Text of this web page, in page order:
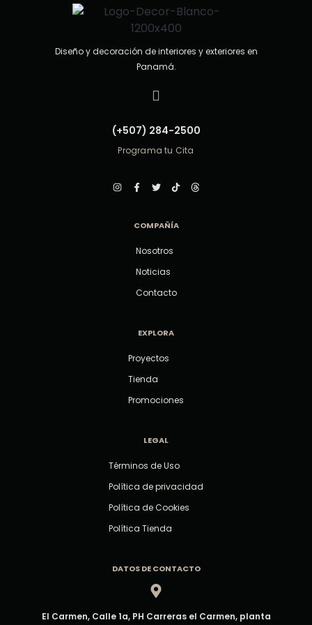
Diseño y decoración de interiores y exteriores en
Panamá.
(+507) 284-2500
Programa tu Cita
COMPAÑÍA
Nosotros
Noticias
Contacto
EXPLORA
Proyectos
Tienda
Promociones
LEGAL
Términos de Uso
Política de privacidad
Política de Cookies
Política Tienda
DATOS DE CONTACTO
El Carmen, Calle 1a, PH Carreras el Carmen, planta